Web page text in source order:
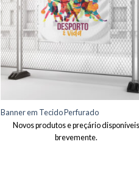
Banner em Tecido Perfurado
Novos produtos e preçário disponíveis
brevemente.